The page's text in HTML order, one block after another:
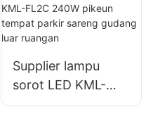
sareng daérah luar
ruangan
Supplier lampu
sorot LED KML-
FL2C 240W pikeun